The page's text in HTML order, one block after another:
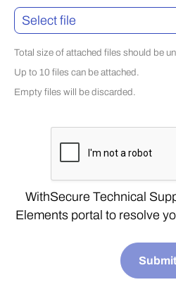
Select file
Total size of attached files should be
Up to 10 files can be attached.
Empty files will be discarded.
WithSecure Technical
Elements portal to resolve
Submit